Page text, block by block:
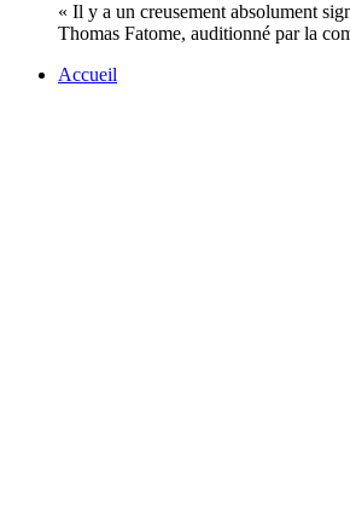
« Il y a un creusement absolument
Thomas Fatome, auditionné par la
Accueil